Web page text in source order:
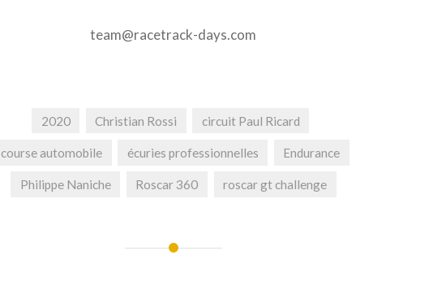
team@racetrack-days.com
2020 Christian Rossi circuit Paul Ricard
course automobile écuries professionnelles Endurance
Philippe Naniche Roscar 360 roscar gt challenge